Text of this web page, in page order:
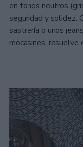
en tonos neutros
seguridad y solidez.
sastrería o unos
mocasines, resuelve